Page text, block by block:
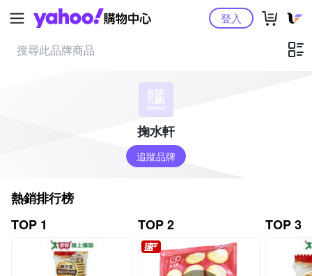
Yahoo購物中心登入
掬水軒
追蹤品牌
熱銷排行榜
TOP 1
TOP 2 TOP 3